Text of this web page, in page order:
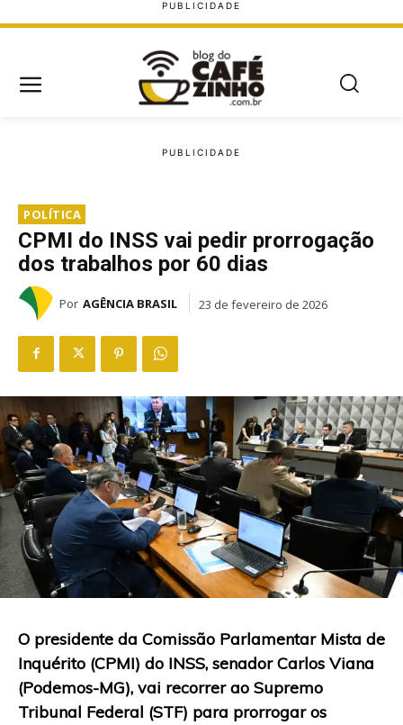
POLÍTICA
CPMI do INSS vai pedir prorrogação
dos trabalhos por 60 dias
Por AGÊNCIA BRASIL 23 de fevereiro de 2026
O presidente da Comissão Parlamentar Mista de
Inquérito (CPMI) do INSS, senador Carlos Viana
(Podemos-MG), vai recorrer ao Supremo
Tribunal Federal (STF) para prorrogar os